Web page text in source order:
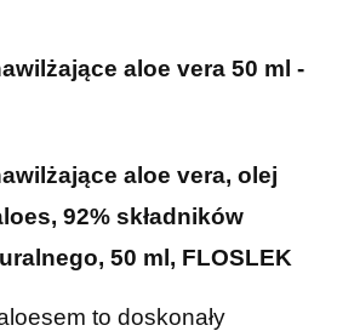
aloe vera 50 ml -
aloe vera, olej
92% składników
50 ml, FLOSLEK
to doskonały